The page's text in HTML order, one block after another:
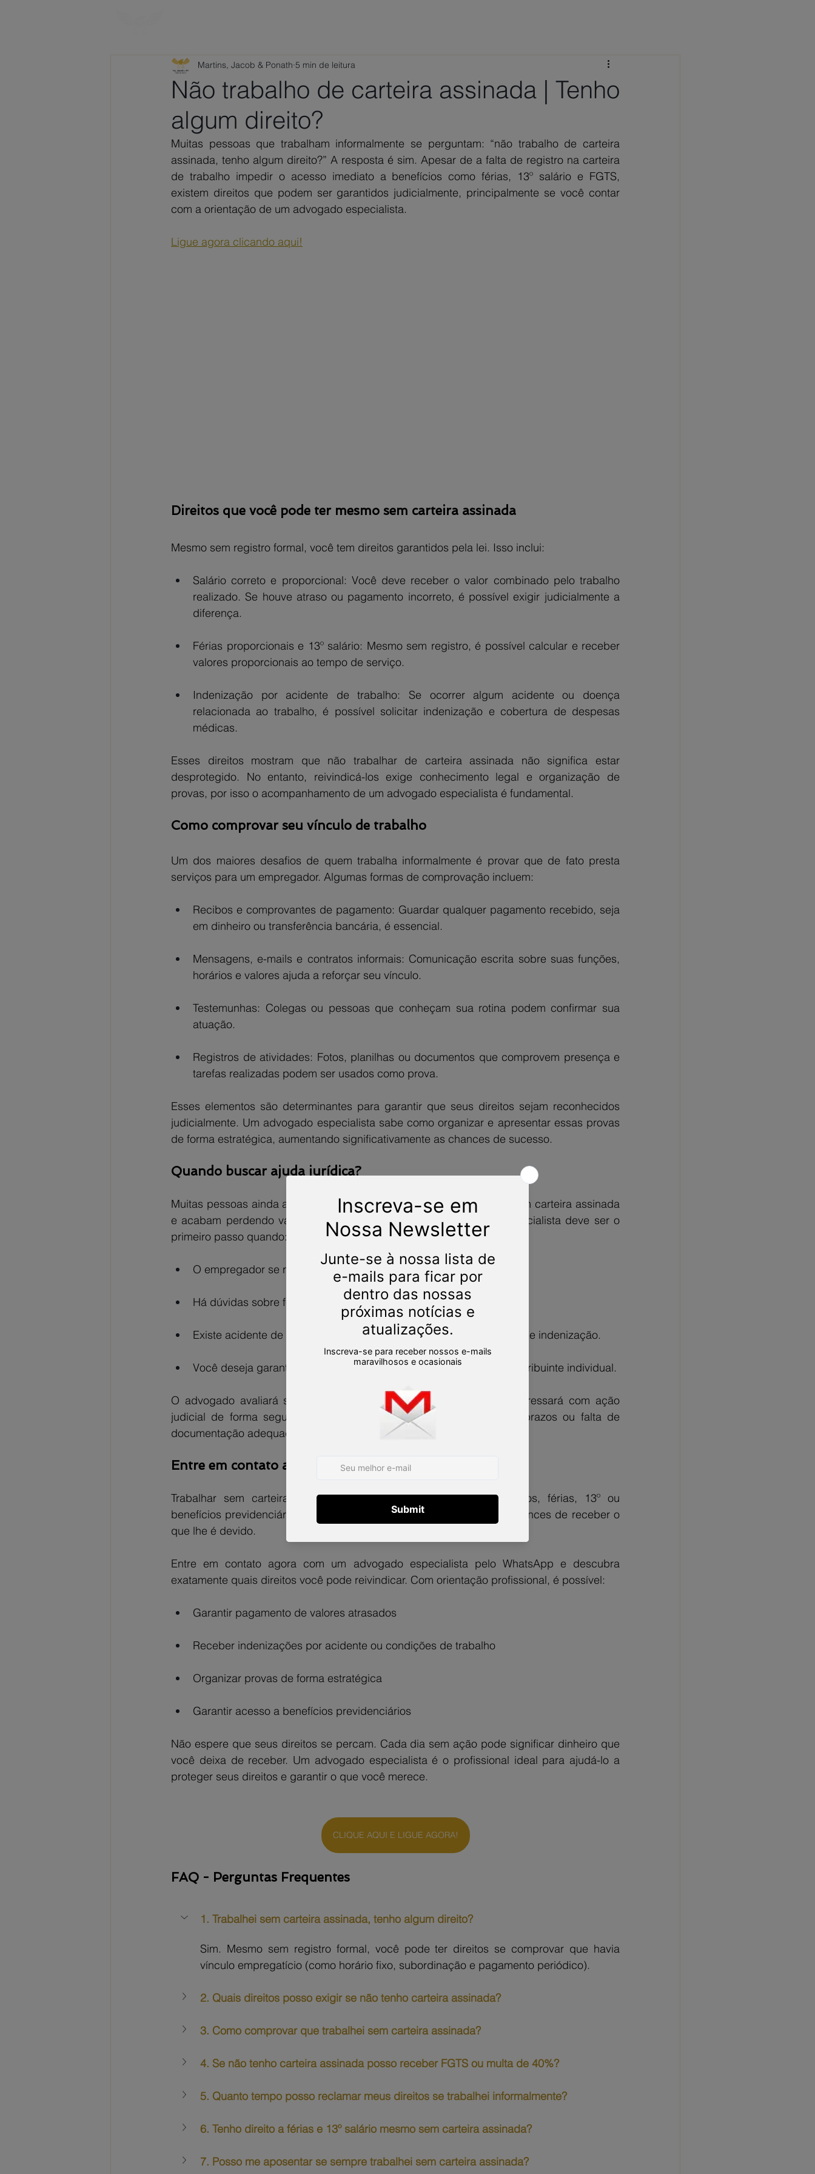
Não trabalho de carteira assinada | Tenho
algum direito?
Martins, Jacob & Ponath 5 min de leitura
Muitas pessoas que trabalham informalmente se perguntam: “não trabalho de carteira
assinada, tenho algum direito?” A resposta é sim. Apesar de a falta de registro na carteira
de trabalho impedir o acesso imediato a benefícios como férias, 13º salário e FGTS,
existem direitos que podem ser garantidos judicialmente, principalmente se você contar
com a orientação de um advogado especialista.
Ligue agora clicando aqui!
Direitos que você pode ter mesmo sem carteira assinada
Mesmo sem registro formal, você tem direitos garantidos pela lei. Isso inclui:
Salário correto e proporcional: Você deve receber o valor combinado pelo trabalho
realizado. Se houve atraso ou pagamento incorreto, é possível exigir judicialmente a
diferença.
Férias proporcionais e 13º salário: Mesmo sem registro, é possível calcular e receber
valores proporcionais ao tempo de serviço.
Indenização por acidente de trabalho: Se ocorrer algum acidente ou doença
relacionada ao trabalho, é possível solicitar indenização e cobertura de despesas
médicas.
Esses direitos mostram que não trabalhar de carteira assinada não significa estar
desprotegido. No entanto, reivindicá-los exige conhecimento legal e organização de
provas, por isso o acompanhamento de um advogado especialista é fundamental.
Como comprovar seu vínculo de trabalho
Um dos maiores desafios de quem trabalha informalmente é provar que de fato presta
serviços para um empregador. Algumas formas de comprovação incluem:
Recibos e comprovantes de pagamento: Guardar qualquer pagamento recebido, seja
em dinheiro ou transferência bancária, é essencial.
Mensagens, e-mails e contratos informais: Comunicação escrita sobre suas funções,
horários e valores ajuda a reforçar seu vínculo.
Testemunhas: Colegas ou pessoas que conheçam sua rotina podem confirmar sua
atuação.
Registros de atividades: Fotos, planilhas ou documentos que comprovem presença e
tarefas realizadas podem ser usados como prova.
Esses elementos são determinantes para garantir que seus direitos sejam reconhecidos
judicialmente. Um advogado especialista sabe como organizar e apresentar essas provas
de forma estratégica, aumentando significativamente as chances de sucesso.
Quando buscar ajuda jurídica?
Muitas pessoas ainda acreditam que não podem reivindicar direitos sem carteira assinada
e acabam perdendo valores importantes. Procurar um advogado especialista deve ser o
primeiro passo quando:
O empregador se recusa a pagar salários ou benefícios devidos.
Há dúvidas sobre férias, 13º salário ou FGTS.
Existe acidente de trabalho ou doença ocupacional e você precisa de indenização.
Você deseja garantir aposentadoria e benefícios do INSS como contribuinte individual.
O advogado avaliará seu caso, calculará os valores a receber e ingressará com ação
judicial de forma segura. Isso evita erros comuns, como perda de prazos ou falta de
documentação adequada, que podem comprometer o processo.
Entre em contato agora e proteja seus direitos
Trabalhar sem carteira assinada não significa abrir mão de salários, férias, 13º ou
benefícios previdenciários. Quanto antes você agir, maiores são as chances de receber o
que lhe é devido.
Entre em contato agora com um advogado especialista pelo WhatsApp e descubra
exatamente quais direitos você pode reivindicar. Com orientação profissional, é possível:
Garantir pagamento de valores atrasados
Receber indenizações por acidente ou condições de trabalho
Organizar provas de forma estratégica
Garantir acesso a benefícios previdenciários
Não espere que seus direitos se percam. Cada dia sem ação pode significar dinheiro que
você deixa de receber. Um advogado especialista é o profissional ideal para ajudá-lo a
proteger seus direitos e garantir o que você merece.
CLIQUE AQUI E LIGUE AGORA!
FAQ - Perguntas Frequentes
1. Trabalhei sem carteira assinada, tenho algum direito?
Sim. Mesmo sem registro formal, você pode ter direitos se comprovar que havia
vínculo empregatício (como horário fixo, subordinação e pagamento periódico).
2. Quais direitos posso exigir se não tenho carteira assinada?
3. Como comprovar que trabalhei sem carteira assinada?
4. Se não tenho carteira assinada posso receber FGTS ou multa de 40%?
5. Quanto tempo posso reclamar meus direitos se trabalhei informalmente?
6. Tenho direito a férias e 13º salário mesmo sem carteira assinada?
7. Posso me aposentar se sempre trabalhei sem carteira assinada?